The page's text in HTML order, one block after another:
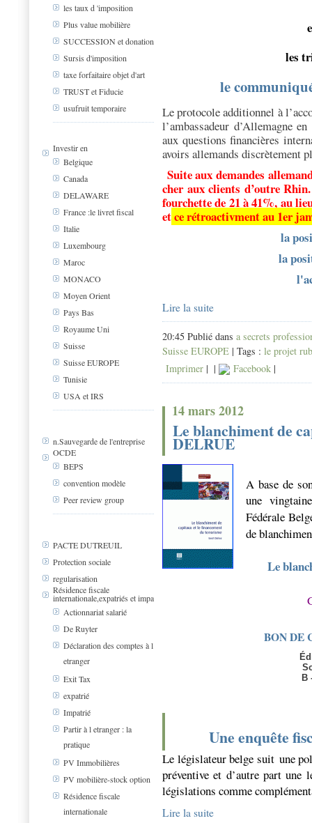
les taux d 'imposition
Plus value mobilière
SUCCESSION et donation
Sursis d'imposition
taxe forfaitaire objet d'art
TRUST et Fiducie
usufruit temporaire
Investir en
Belgique
Canada
DELAWARE
France :le livret fiscal
Italie
Luxembourg
Maroc
MONACO
Moyen Orient
Pays Bas
Royaume Uni
Suisse
Suisse EUROPE
Tunisie
USA et IRS
n.Sauvegarde de l'entreprise
OCDE
BEPS
convention modèle
Peer review group
PACTE DUTREUIL
Protection sociale
regularisation
Résidence fiscale
internationale,expatriés et impa
Actionnariat salarié
De Ruyter
Déclaration des comptes à l
etranger
Exit Tax
expatrié
Impatrié
Partir à l etranger : la
pratique
PV Immobilières
PV mobilière-stock option
Résidence fiscale
internationale
les
le
Le protocole additionnel à
l’ambassadeur d’Allemagne
aux questions financières
avoirs allemands discrètement
Suite aux demandes
cher aux clients d’outre
fourchette de 21 à 41%, au
etce rétroactivment au 1er
la
la
Lire la suite
20:45 Publié dans a secrets
Suisse EUROPE | Tags : le projet
Imprimer | | Facebook |
14 mars 2012
Le blanchiment de
DELRUE
A base de
une
Fédérale
de
Le
BON DE
B
Une enquête
Le législateur belge suit une
préventive et d’autre part
législations comme
Lire la suite